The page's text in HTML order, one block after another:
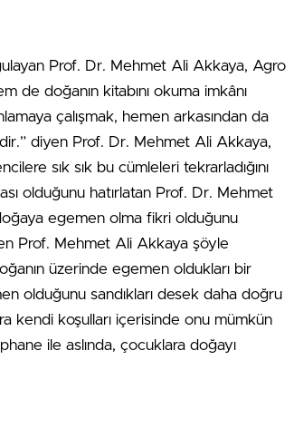
Prof. Dr. Mehmet Ali Akkaya, Agro
de doğanın kitabını okuma imkânı
çalışmak, hemen arkasından da
diyen Prof. Dr. Mehmet Ali Akkaya,
sık sık bu cümleleri tekrarladığını
olduğunu hatırlatan Prof. Dr. Mehmet
egemen olma fikri olduğunu
Prof. Mehmet Ali Akkaya şöyle
üzerinde egemen oldukları bir
olduğunu sandıkları desek daha doğru
kendi koşulları içerisinde onu mümkün
ile aslında, çocuklara doğayı